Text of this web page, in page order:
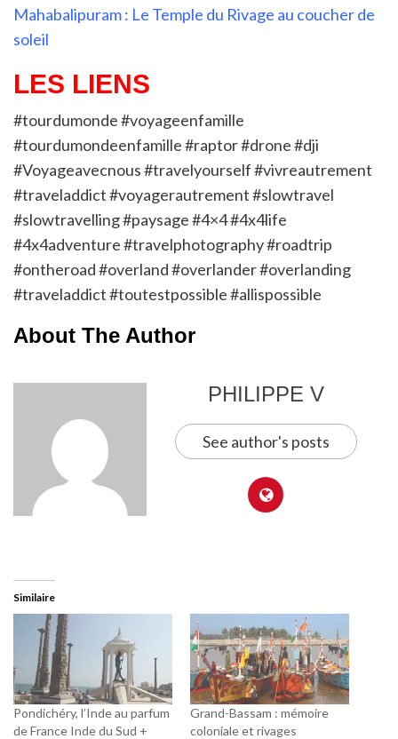
Mahabalipuram : Le Temple du Rivage au coucher de
soleil
LES LIENS
#tourdumonde #voyageenfamille
#tourdumondeenfamille #raptor #drone #dji
#Voyageavecnous #travelyourself #vivreautrement
#traveladdict #voyagerautrement #slowtravel
#slowtravelling #paysage #4×4 #4x4life
#4x4adventure #travelphotography #roadtrip
#ontheroad #overland #overlander #overlanding
#traveladdict #toutestpossible #allispossible
About The Author
PHILIPPE V
See author's posts
Similaire
Pondichéry, l’Inde au parfum
de France Inde du Sud +
Grand-Bassam : mémoire
coloniale et rivages